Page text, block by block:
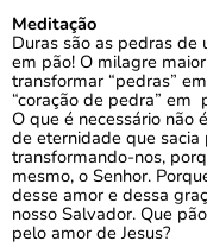
Meditação
Duras são as pedras de
em pão! O milagre
transformar “pedras”
“coração de pedra” em
O que é necessário não
de eternidade que sacia
transformando-nos,
mesmo, o Senhor.
desse amor e dessa
nosso Salvador. Que
pelo amor de Jesus?